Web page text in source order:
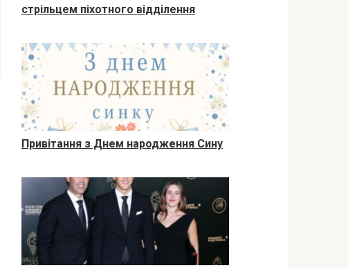
стрільцем піхотного відділення
Привітання з Днем народження Сину